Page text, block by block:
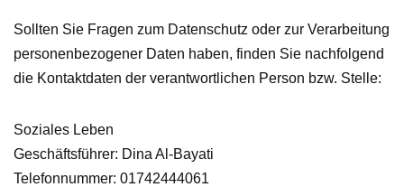
Sollten Sie Fragen zum Datenschutz oder zur Verarbeitung
personenbezogener Daten haben, finden Sie nachfolgend
die Kontaktdaten der verantwortlichen Person bzw. Stelle:
Soziales Leben
Geschäftsführer: Dina Al-Bayati
Telefonnummer: 01742444061